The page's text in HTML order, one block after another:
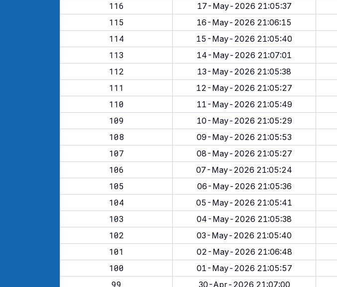
116
17-May-2026 21:05:37
115
16-May-2026 21:06:15
114
15-May-2026 21:05:40
113
14-May-2026 21:07:01
112
13-May-2026 21:05:38
111
12-May-2026 21:05:27
110
11-May-2026 21:05:49
109
10-May-2026 21:05:29
108
09-May-2026 21:05:53
107
08-May-2026 21:05:27
106
07-May-2026 21:05:24
105
06-May-2026 21:05:36
104
05-May-2026 21:05:41
103
04-May-2026 21:05:38
102
03-May-2026 21:05:40
101
02-May-2026 21:06:48
100
01-May-2026 21:05:57
99
30-Apr-2026 21:07:00